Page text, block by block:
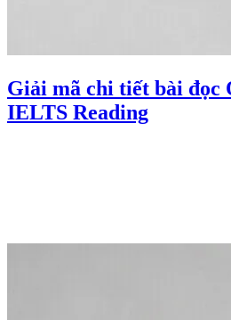
Giải mã chi tiết bài đọc
IELTS Reading